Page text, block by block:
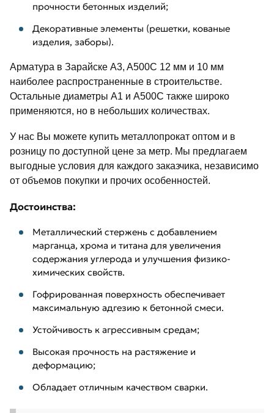
прочности бетонных изделий;
Декоративные элементы (решетки, кованые
изделия, заборы).
Арматура в Зарайске A3, A500C 12 мм и 10 мм
наиболее распространенные в строительстве.
Остальные диаметры A1 и A500C также широко
применяются, но в небольших количествах.
У нас Вы можете купить металлопрокат оптом и в
розницу по доступной цене за метр. Мы предлагаем
выгодные условия для каждого заказчика, независимо
от объемов покупки и прочих особенностей.
Достоинства:
Металлический стержень с добавлением
марганца, хрома и титана для увеличения
содержания углерода и улучшения физико-
химических свойств.
Гофрированная поверхность обеспечивает
максимальную адгезию к бетонной смеси.
Устойчивость к агрессивным средам;
Высокая прочность на растяжение и
деформацию;
Обладает отличным качеством сварки.